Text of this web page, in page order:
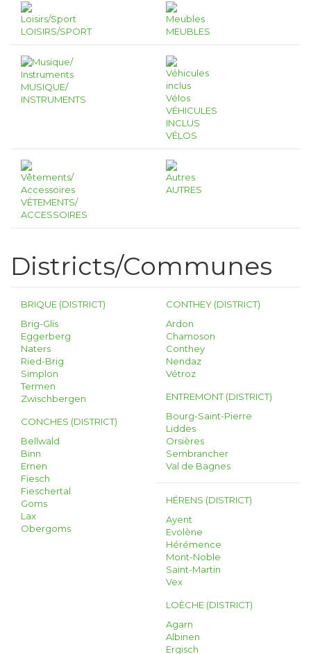
LOISIRS/SPORT MEUBLES
MUSIQUE/
INSTRUMENTS
VÉHICULES
INCLUS
VÉLOS
VÊTEMENTS/
ACCESSOIRES
AUTRES
Districts/Communes
BRIQUE (DISTRICT)
Brig-Glis
Eggerberg
Naters
Ried-Brig
Simplon
Termen
Zwischbergen
CONCHES (DISTRICT)
Bellwald
Binn
Ernen
Fiesch
Fieschertal
Goms
Lax
Obergoms
CONTHEY (DISTRICT)
Ardon
Chamoson
Conthey
Nendaz
Vétroz
ENTREMONT (DISTRICT)
Bourg-Saint-Pierre
Liddes
Orsières
Sembrancher
Val de Bagnes
HÉRENS (DISTRICT)
Ayent
Evolène
Hérémence
Mont-Noble
Saint-Martin
Vex
LOÈCHE (DISTRICT)
Agarn
Albinen
Ergisch